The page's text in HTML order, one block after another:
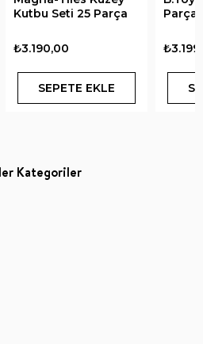
Kutbu Seti 25 Parça
₺3.190,00
SEPETE EKLE
Parça
Kategoriler